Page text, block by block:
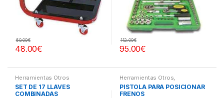
48.00€
60.00€
95.00€
112.00€
Herramientas Otros
SET DE 17 LLAVES
COMBINADAS
Herramientas Otros,
Herramientas Frenos y
Refrigeración
PISTOLA PARA POSICIONAR
FRENOS